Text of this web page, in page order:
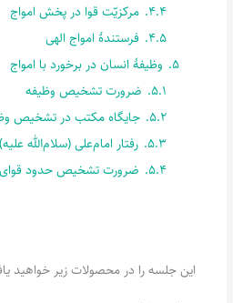
4.4. مرکزیّت قوا در پخش امواج
4.5. فرستندۀ امواج الهی
5. وظیفۀ انسان در برخورد با امواج
5.1. ضرورت تشخیص وظیفه
5.2. جایگاه مکتب در تشخیص
5.3. رفتار امام‌علی (سلام‌الله
5.4. ضرورت تشخیص حدود قوای
این جلسه را در محصولات زیر خواهید